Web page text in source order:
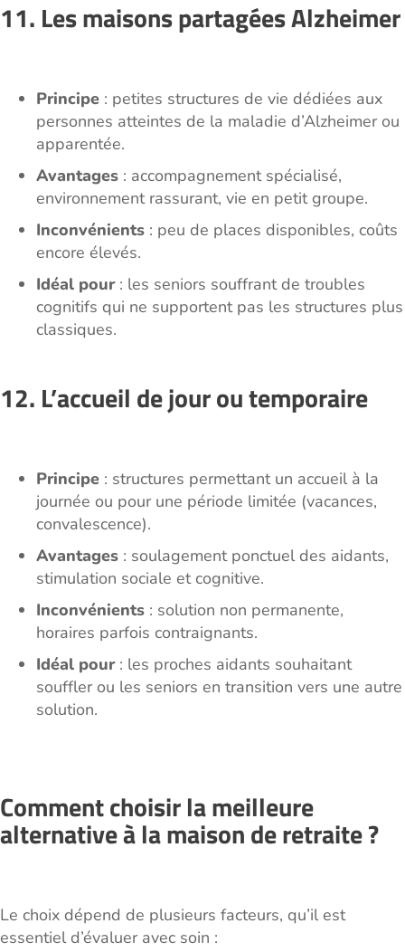
11. Les maisons partagées Alzheimer
Principe : petites structures de vie dédiées aux
personnes atteintes de la maladie d’Alzheimer ou
apparentée.
Avantages : accompagnement spécialisé,
environnement rassurant, vie en petit groupe.
Inconvénients : peu de places disponibles, coûts
encore élevés.
Idéal pour: les seniors souffrant de troubles
cognitifs qui ne supportent pas les structures plus
classiques.
12. L’accueil de jour ou temporaire
Principe : structures permettant un accueil à la
journée ou pour une période limitée (vacances,
convalescence).
Avantages : soulagement ponctuel des aidants,
stimulation sociale et cognitive.
Inconvénients : solution non permanente,
horaires parfois contraignants.
Idéal pour: les proches aidants souhaitant
souffler ou les seniors en transition vers une autre
solution.
Comment choisir la meilleure
alternative à la maison de retraite ?
Le choix dépend de plusieurs facteurs, qu’il est
essentiel d’évaluer avec soin :